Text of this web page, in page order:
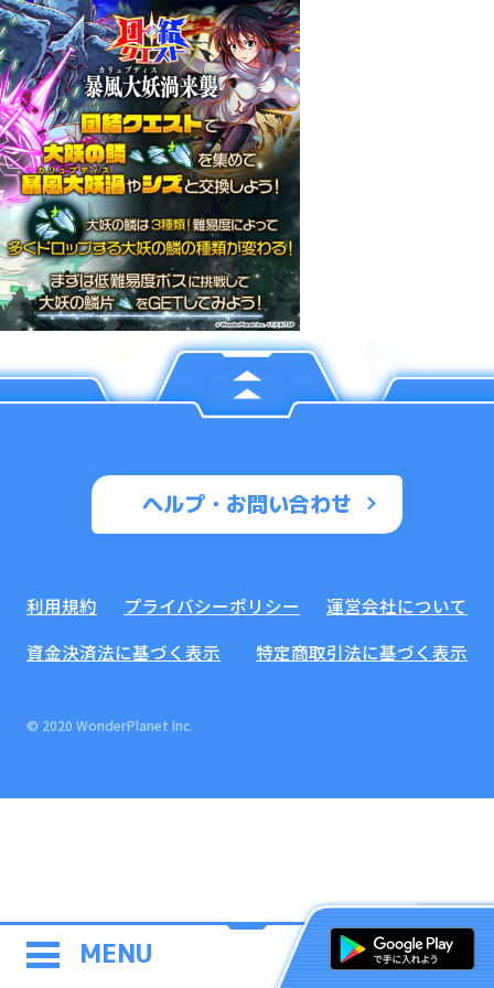
MENU
ヘルプ・お問い合わせ
利用規約 プライバシーポリシー
運営会社について
資金決済法に基づく表示
特定商取引法に基づく表示
© 2020 WonderPlanet Inc.